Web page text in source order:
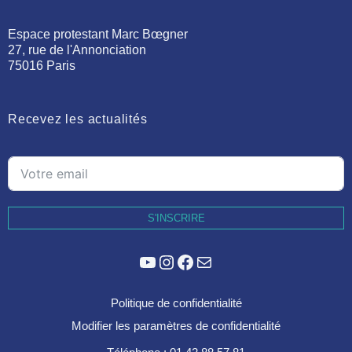
Espace protestant Marc Bœgner
27, rue de l'Annonciation
75016 Paris
Recevez les actualités
S'INSCRIRE
YouTube
Instagram
Facebook
E-mail
Politique de confidentialité
Modifier les paramètres de confidentialité